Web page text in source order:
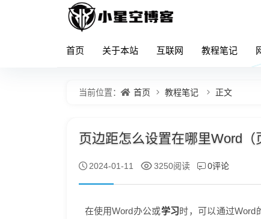
首页 关于本站 互联网 教程笔记
当前位置： 首页 教程笔记 正文
页边距怎么设置在哪里Word（
2024-01-11 3250阅读 0评论
在使用Word办公或学习时，可以通过Word